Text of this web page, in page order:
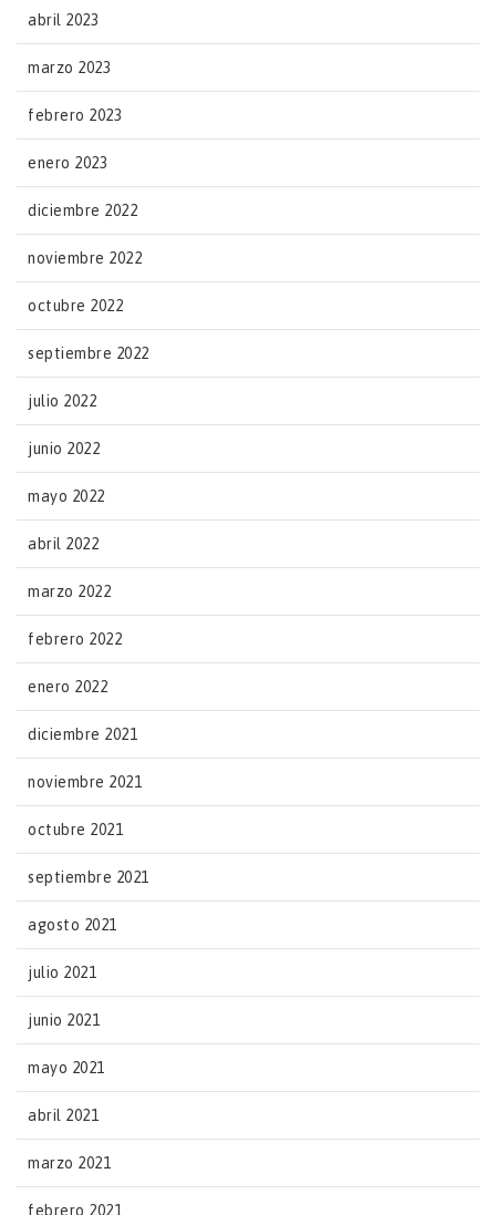
abril 2023
marzo 2023
febrero 2023
enero 2023
diciembre 2022
noviembre 2022
octubre 2022
septiembre 2022
julio 2022
junio 2022
mayo 2022
abril 2022
marzo 2022
febrero 2022
enero 2022
diciembre 2021
noviembre 2021
octubre 2021
septiembre 2021
agosto 2021
julio 2021
junio 2021
mayo 2021
abril 2021
marzo 2021
febrero 2021